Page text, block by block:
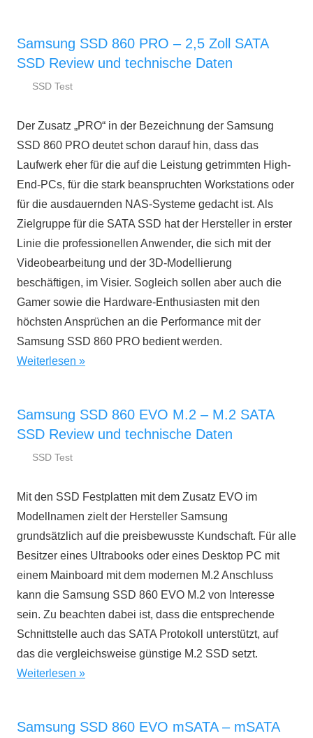
Samsung SSD 860 PRO – 2,5 Zoll SATA
SSD Review und technische Daten
Juli
ratgeber.de
SSD Test
Der Zusatz „PRO“ in der Bezeichnung der Samsung
SSD 860 PRO deutet schon darauf hin, dass das
Laufwerk eher für die auf die Leistung getrimmten High-
End-PCs, für die stark beanspruchten Workstations oder
für die ausdauernden NAS-Systeme gedacht ist. Als
Zielgruppe für die SATA SSD hat der Hersteller in erster
Linie die professionellen Anwender, die sich mit der
Videobearbeitung und der 3D-Modellierung
beschäftigen, im Visier. Sogleich sollen aber auch die
Gamer sowie die Hardware-Enthusiasten mit den
höchsten Ansprüchen an die Performance mit der
Samsung SSD 860 PRO bedient werden.
Weiterlesen
Samsung SSD 860 EVO M.2 – M.2 SATA
SSD Review und technische Daten
März
ratgeber.de
SSD Test
Mit den SSD Festplatten mit dem Zusatz EVO im
Modellnamen zielt der Hersteller Samsung
grundsätzlich auf die preisbewusste Kundschaft. Für alle
Besitzer eines Ultrabooks oder eines Desktop PC mit
einem Mainboard mit dem modernen M.2 Anschluss
kann die Samsung SSD 860 EVO M.2 von Interesse
sein. Zu beachten dabei ist, dass die entsprechende
Schnittstelle auch das SATA Protokoll unterstützt, auf
das die vergleichsweise günstige M.2 SSD setzt.
Weiterlesen
Samsung SSD 860 EVO mSATA – mSATA